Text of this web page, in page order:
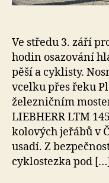
Ve středu 3. září
hodin osazování
pěší a cyklisty.
vcelku přes řeku
železničním
LIEBHERR LTM
kolových jeřábů v
usadí. Z
cyklostezka pod